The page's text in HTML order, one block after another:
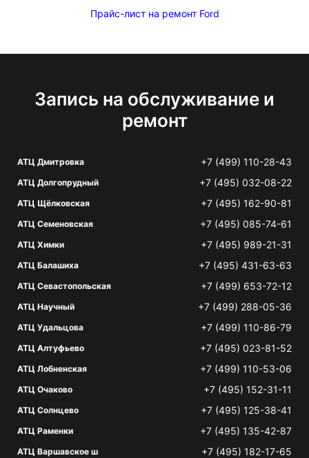
Прайс-лист на ремонт Ford
Запись на обслуживание и
ремонт
АТЦ Дмитровка +7 (499) 110-28-43
АТЦ Долгопрудный +7 (495) 032-08-22
АТЦ Щёлковская +7 (495) 162-90-81
АТЦ Семеновская +7 (495) 085-74-61
АТЦ Химки +7 (495) 989-21-31
АТЦ Балашиха +7 (495) 431-63-63
АТЦ Севастопольская +7 (499) 653-72-12
АТЦ Научный +7 (499) 288-05-36
АТЦ Удальцова +7 (499) 110-86-79
АТЦ Алтуфьево +7 (495) 023-81-52
АТЦ Лобненская +7 (499) 110-53-06
АТЦ Очаково +7 (495) 152-31-11
АТЦ Солнцево +7 (495) 125-38-41
АТЦ Раменки +7 (495) 135-42-87
АТЦ Варшавское ш +7 (495) 182-17-65